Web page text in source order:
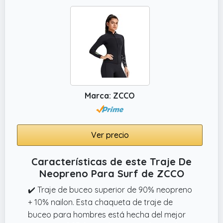
✔️ Trajes de neopreno cortos para hombre
hechos de neopreno CR de alta calidad,
nailon y elastano. Suficiente flexibilidad,
materiales respetuosos con el medio
ambiente, no irritan la piel.
Marca: ZCCO
Ver precio
Características de este Traje De
Neopreno Para Surf de ZCCO
✔️ Traje de buceo superior de 90% neopreno
+ 10% nailon. Esta chaqueta de traje de
buceo para hombres está hecha del mejor